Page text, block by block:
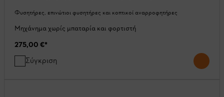
Φυσητήρες, επινώτιοι φυσητήρες και κοπτικοί αναρροφητήρες
Μηχάνημα χωρίς μπαταρία και φορτιστή
275,00 €*
Σύγκριση